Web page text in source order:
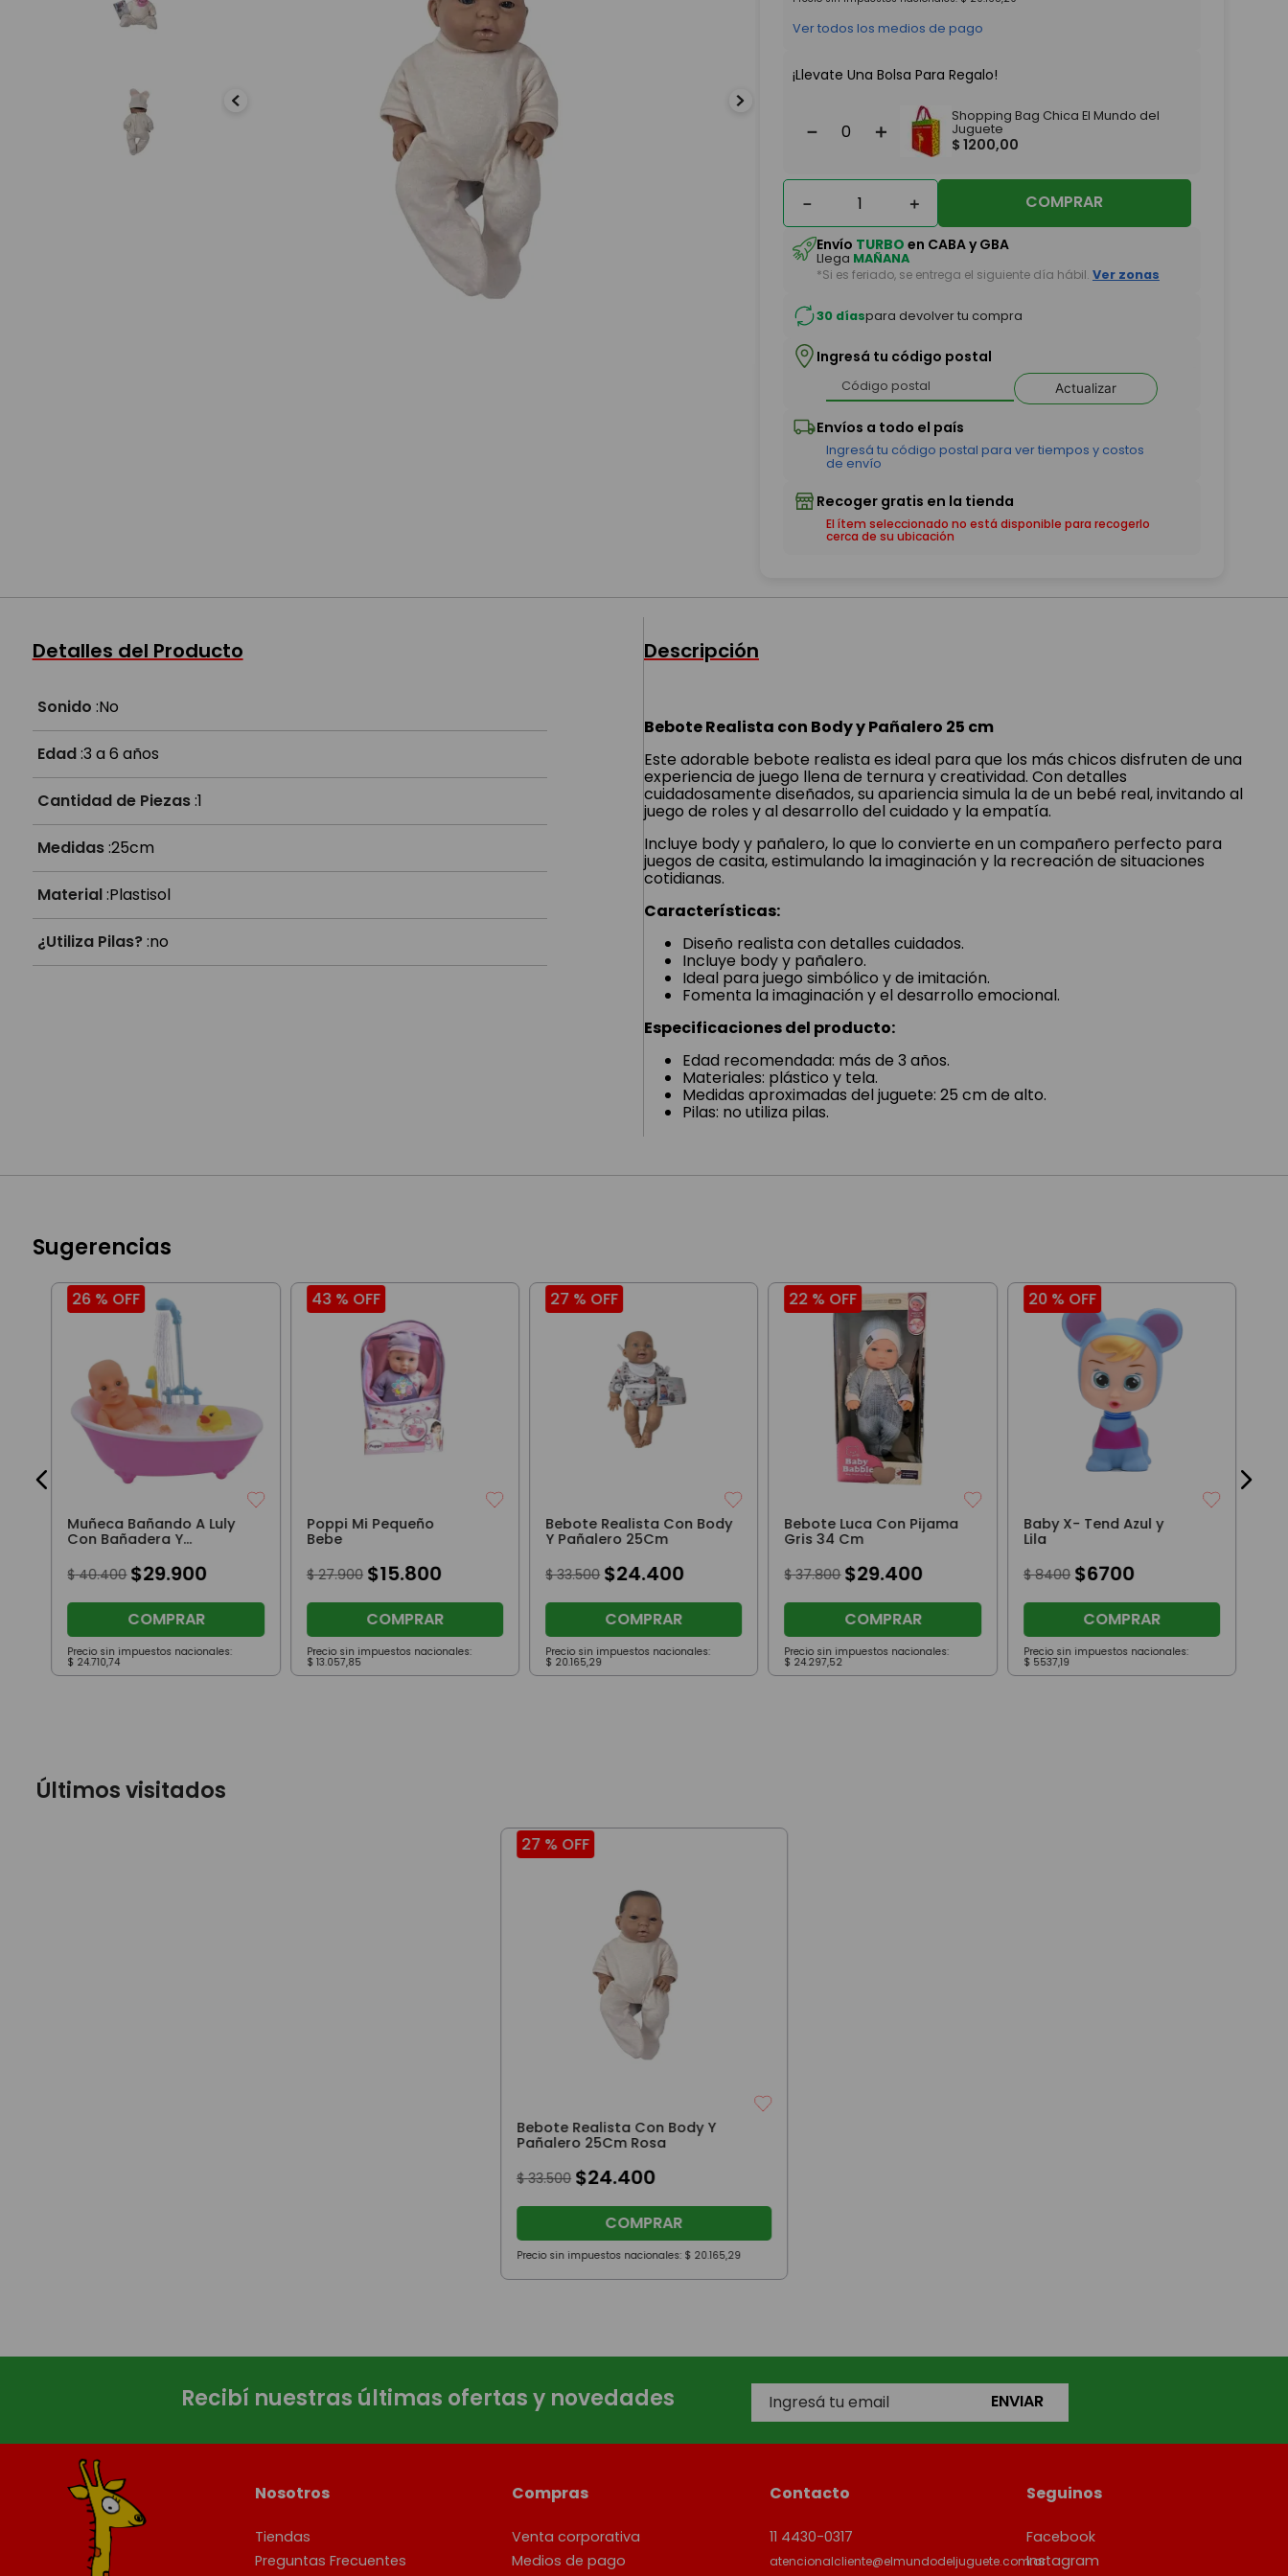
Ver todos los medios de pago
¡Llevate Una Bolsa Para Regalo!
＋
－
Shopping Bag Chica El Mundo del
Juguete
$ 1200,00
＋
－ COMPRAR
Envío TURBO en CABA y GBA
Llega MAÑANA
*Si es feriado, se entrega el siguiente día hábil. Ver zonas
30 díaspara devolver tu compra
Ingresá tu código postal
Actualizar
El ítem seleccionado no está disponible para recogerlo
cerca de su ubicación
Detalles del Producto
Sonido :No
Edad:3 a 6 años
Cantidad de Piezas:1
Medidas:25cm
Material:Plastisol
¿Utiliza Pilas?:no
Descripción
Bebote Realista con Body y Pañalero 25 cm
Este adorable bebote realista es ideal para que los más chicos disfruten de una
experiencia de juego llena de ternura y creatividad. Con detalles
cuidadosamente diseñados, su apariencia simula la de un bebé real, invitando al
juego de roles y al desarrollo del cuidado y la empatía.
Incluye body y pañalero, lo que lo convierte en un compañero perfecto para
juegos de casita, estimulando la imaginación y la recreación de situaciones
cotidianas.
Características:
Diseño realista con detalles cuidados.
Incluye body y pañalero.
Ideal para juego simbólico y de imitación.
Fomenta la imaginación y el desarrollo emocional.
Especificaciones del producto:
Edad recomendada: más de 3 años.
Materiales: plástico y tela.
Medidas aproximadas del juguete: 25 cm de alto.
Pilas: no utiliza pilas.
Sugerencias
26 % OFF
Muñeca Bañando A Luly
Con Bañadera Y
$ 40.400 $29.900
COMPRAR
Precio sin impuestos nacionales:
$ 24.710,74
43 % OFF
Poppi Mi Pequeño
Bebe
$ 27.900 $15.800
COMPRAR
Precio sin impuestos nacionales:
$ 13.057,85
27 % OFF
Bebote Realista Con Body
Y Pañalero 25Cm
$ 33.500 $24.400
COMPRAR
Precio sin impuestos nacionales:
$ 20.165,29
22 % OFF
Bebote Luca Con Pijama
Gris 34 Cm
$ 37.800 $29.400
COMPRAR
Precio sin impuestos nacionales:
$ 24.297,52
20 % OFF
Baby X- Tend Azul y
Lila
$ 8400 $6700
COMPRAR
Precio sin impuestos nacionales:
$ 5537,19
Últimos visitados
27 %OFF
Bebote Realista Con Body Y
Pañalero 25Cm Rosa
$ 33.500 $24.400
COMPRAR
Precio sin impuestos nacionales: $ 20.165,29
Recibí nuestras últimas ofertas y novedades ENVIAR
Nosotros
Tiendas
Preguntas Frecuentes
Compras
Venta corporativa
Medios de pago
Contacto
11 4430-0317
atencionalcliente@elmundodeljuguete.com.ar
Seguinos
Facebook
Instagram